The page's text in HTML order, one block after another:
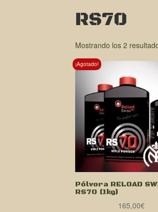
RS70
Mostrando los 2
¡Agotado!
Pólvora RELOAD
RS70 (1kg)
165,00€